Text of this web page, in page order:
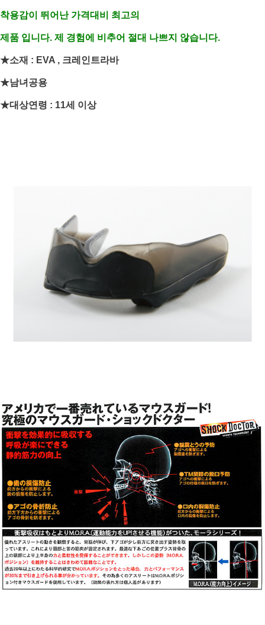
착용감이 뛰어난 가격대비 최고의
제품 입니다. 제 경험에 비추어 절대 나쁘지 않습니다.
★소재 : EVA , 크레인트라바
★남녀공용
★대상연령 : 11세 이상